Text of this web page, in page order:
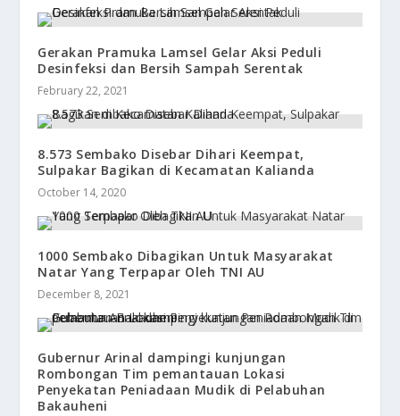
Gerakan Pramuka Lamsel Gelar Aksi Peduli
Desinfeksi dan Bersih Sampah Serentak
February 22, 2021
8.573 Sembako Disebar Dihari Keempat,
Sulpakar Bagikan di Kecamatan Kalianda
October 14, 2020
1000 Sembako Dibagikan Untuk Masyarakat
Natar Yang Terpapar Oleh TNI AU
December 8, 2021
Gubernur Arinal dampingi kunjungan
Rombongan Tim pemantauan Lokasi
Penyekatan Peniadaan Mudik di Pelabuhan
Bakauheni